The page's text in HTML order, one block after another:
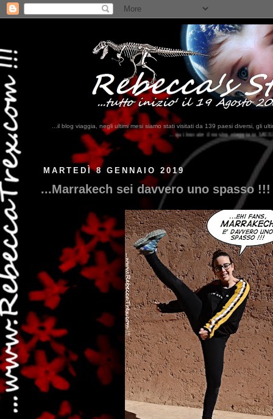
...il blog viaggia, negli ultimi mesi siamo stati visitati da 139 paesi diversi, gli
...qui trovate il nostro viaggio in MESSICO 2023...clikka qui !!!
MARTEDÌ 8 GENNAIO 2019
...Marrakech sei davvero uno spasso !!!